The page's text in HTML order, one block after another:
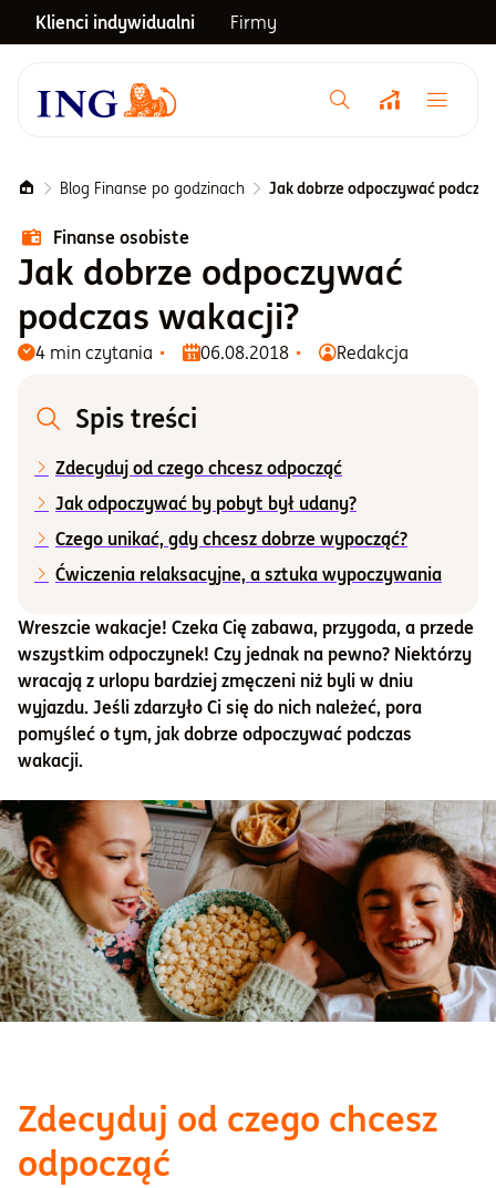
Klienci indywidualni Firmy
Menu główne
Notowania
Emerytura
Inwestycje
Blog
Centrum pomocy
Informacje i dokumenty
O nas
Otwórz konto
Zaloguj
Blog Finanse po godzinach Jak dobrze odpoczywać
Finanse osobiste
Jak dobrze odpoczywać
podczas wakacji?
4 min czytania 06.08.2018 Redakcja
Wreszcie wakacje! Czeka Cię zabawa, przygoda, a przede
wszystkim odpoczynek! Czy jednak na pewno? Niektórzy
wracają z urlopu bardziej zmęczeni niż byli w dniu
wyjazdu. Jeśli zdarzyło Ci się do nich należeć, pora
pomyśleć o tym, jak dobrze odpoczywać podczas
wakacji.
Spis treści
Zdecyduj od czego chcesz odpocząć
Jak odpoczywać by pobyt był udany?
Czego unikać, gdy chcesz dobrze wypocząć?
Ćwiczenia relaksacyjne, a sztuka wypoczywania
Zdecyduj od czego chcesz
odpocząć